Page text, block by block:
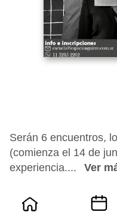
Serán 6 encuentros,
(comienza el 14 de
experiencia....
Ver